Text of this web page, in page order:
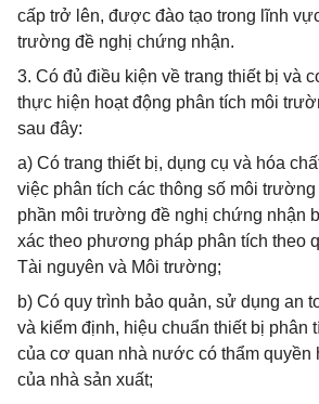
cấp trở lên, được đào tạo trong lĩnh
trường đề nghị chứng nhận.
3. Có đủ điều kiện về trang thiết bị và
thực hiện hoạt động phân tích môi
sau đây:
a) Có trang thiết bị, dụng cụ và hóa
việc phân tích các thông số môi trường
phần môi trường đề nghị chứng nhận
xác theo phương pháp phân tích theo
Tài nguyên và Môi trường;
b) Có quy trình bảo quản, sử dụng an
và kiểm định, hiệu chuẩn thiết bị phân
của cơ quan nhà nước có thẩm quyền
của nhà sản xuất;